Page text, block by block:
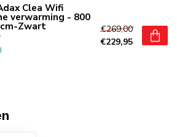
Clea Wifi
verwarming - 800
Zwart
€269,00
€229,95